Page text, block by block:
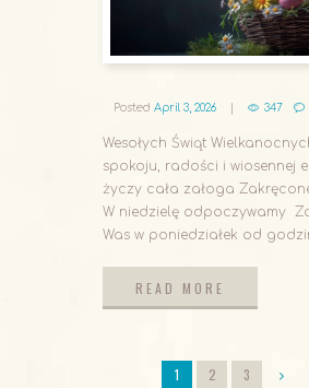
Posted April 3, 2026 347
Wesołych Świąt
spokoju, radości i wiosennej
życzy cała załoga
W niedzielę odpoczywamy
Was w poniedziałek od
READ MORE
1 2 3